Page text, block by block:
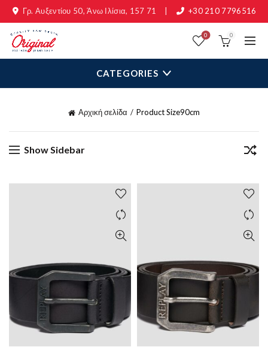
Γρ. Αυξεντίου 50, Άνω Ιλίσια, 157 71 +30 210 7796516
0 0
CATEGORIES
Αρχική σελίδα Product Size90cm
Show Sidebar